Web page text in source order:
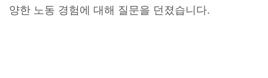
양한 노동 경험에 대해 질문을 던졌습니다.